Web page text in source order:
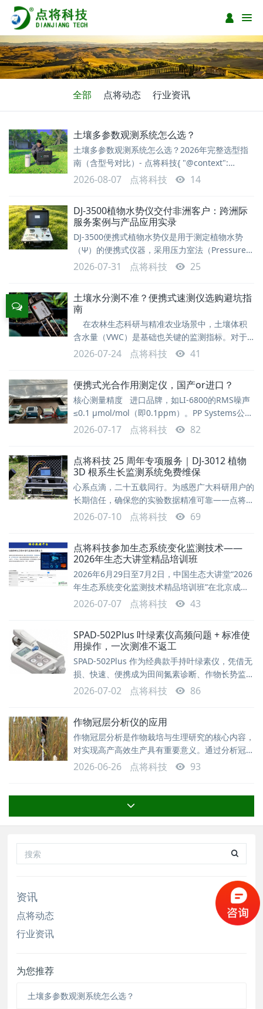
全部 点将动态 行业资讯
土壤多参数观测系统怎么选？
土壤多参数观测系统怎么选？2026年完整选型指
南（含型号对比）- 点将科技{ "@context":
"https://schema.org", "@type": "TechArticle",
"headline": "土壤多参数观测系统怎么选？2026
2026-08-07 点将科技 14
DJ-3500植物水势仪交付非洲客户：跨洲际
服务案例与产品应用实录
DJ-3500便携式植物水势仪是用于测定植物水势
（Ψ）的便携式仪器，采用压力室法（Pressure
Chamber）原理，广泛应用于植物生理学、生态
学、农学、林学及牧草研究等领域。据《中国植物
植物水势测量的主流方法，全球超过78%的相关科
研文献采用该技术路线。2026年7月，点将科技自
主研发的DJ-3500便携式植物水势仪成功交付非洲
客户。客户在产品验
2026-07-31 点将科技 25
土壤水分测不准？便携式速测仪选购避坑指
南
在农林生态科研与精准农业场景中，土壤体积
含水量（VWC）是基础也关键的监测指标。对于
多点位快速普查、田间墒情监测等野外作业场景，
一款合适的便携式土壤水分速测仪必不可少。面对
品，如何选择适合需求的设备？本文梳理了四款主
流便携式土壤水分速测仪的核心特点与选型建议，
供参考交流。一、核心参数对比对比维度
TDR350/150WET1
2026-07-24 点将科技 41
便携式光合作用测定仪，国产or进口？
核心测量精度 进口品牌，如LI-6800的RMS噪声
≤0.1 μmol/mol（即0.1ppm）。PP Systems公司
的CIRAS系列采用“自动调零”技术，保证了长期测
量的稳定性。这两个品牌都行业标杆，也是国内进
高的。 国产品牌：低端型号的精度基本在
±3ppm，有的是量程的3%（60ppm左右了），
与进
2026-07-17 点将科技 82
点将科技 25 周年专项服务｜DJ-3012 植物
3D 根系生长监测系统免费维保
心系点滴，二十五载同行。为感恩广大科研用户的
长期信任，确保您的实验数据精准可靠——点将科
技25周年专项维保计划，正式启动。 您将免费获
2026-07-10 点将科技 69
点将科技参加生态系统变化监测技术——
2026年生态大讲堂精品培训班
2026年6月29日至7月2日，中国生态大讲堂“2026
年生态系统变化监测技术精品培训班”在北京成功
举办，为期4天。本次培训班突出“理论研讨-案例
分享-野外实习”相结合的特色，围绕国家生态系统
范以及生态监测新技术、新方法与仪器应用案例等
前沿方向开展系统培训，有助于提升我国生态系统
变化监测能力与青年人才培养水平。本次培训由中
国科学院人才与人事局资助，中国生
2026-07-07 点将科技 43
SPAD‑502Plus 叶绿素仪高频问题 + 标准使
用操作，一次测准不返工
SPAD‑502Plus 作为经典款手持叶绿素仪，凭借无
损、快速、便携成为田间氮素诊断、作物长势监测
的标配设备。但很多用户在开机校准、野外测量、
数据存储、报错处理上频繁踩坑，导致数据不准、
量值反映的是作物叶子中的叶绿素含量。它根据在
叶绿素吸收率不同的两个波段中叶子的光透射量来
计算叶绿素值。叶绿素的光谱吸收特性上图显示的
是使用80%的丙酮从两片叶
2026-07-02 点将科技 86
作物冠层分析仪的应用
作物冠层分析是作物栽培与生理研究的核心内容，
对实现高产高效生产具有重要意义。通过分析冠层
结构、叶面积指数、光照分布及群体小气候，可明
确光能利用效率，优化种植密度与株型配置，避免
能快速判断作物长势、水肥状况及病虫害发生趋
势，为精准施肥、节水灌溉和科学施药提供依据。
此外，冠层参数还可用于评估作物抗逆性、指导品
种选育及产量预测，是智慧农业、遥感监测与农田
2026-06-26 点将科技 93
资讯
点将动态
行业资讯
为您推荐
土壤多参数观测系统怎么选？